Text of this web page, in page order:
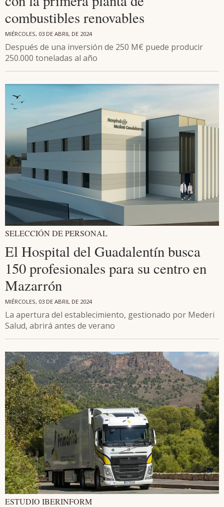
combustibles renovables
MIÉRCOLES, 03 DE ABRIL DE 2024
Después de una inversión de 250 M€ puede producir
250.000 toneladas al año
SELECCIÓN DE PERSONAL
El Hospital del Guadalentín busca
150 profesionales para su centro en
Mazarrón
MIÉRCOLES, 03 DE ABRIL DE 2024
La apertura del establecimiento, gestionado por Mederi
Salud, abrirá antes de verano
ESTUDIO IBERINFORM